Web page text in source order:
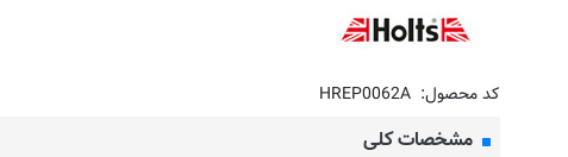
کد محصول: HREP0062A
مشخصات کلی